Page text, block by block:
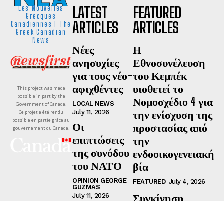
Les Nouvelles
Grecques
Canadiennes I The
Greek Canadian
News
This project was made
possible in part by the
Government of Canada.
Ce projet a été rendu
possible en partie grâce au
gouvernement du Canada.
LATEST
ARTICLES
Νέες
ανησυχίες
για τους νέο-
αφιχθέντες
LOCAL NEWS
July 11, 2026
Οι
επιπτώσεις
της συνόδου
του ΝΑΤΟ
OPINION GEORGE
GUZMAS
July 11, 2026
FEATURED
ARTICLES
Η
Εθνοσυνέλευση
του Κεμπέκ
υιοθετεί το
Νομοσχέδιο 4 για
την ενίσχυση της
προστασίας από
την
ενδοοικογενειακή
βία
FEATURED July 4, 2026
Συγκίνηση,